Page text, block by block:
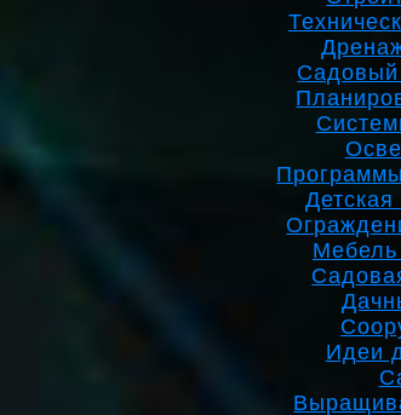
Садовый
Мебель
Идеи